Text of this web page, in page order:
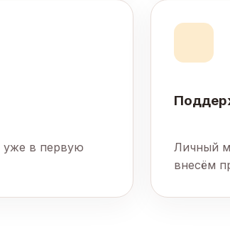
уже в первую
Личный
внесём